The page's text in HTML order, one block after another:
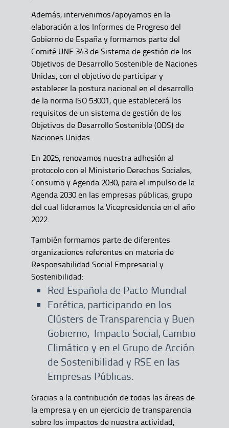
Además, intervenimos/apoyamos en la
elaboración a los Informes de Progreso del
Gobierno de España y formamos parte del
Comité UNE 343 de Sistema de gestión de los
Objetivos de Desarrollo Sostenible de Naciones
Unidas, con el objetivo de participar y
establecer la postura nacional en el desarrollo
de la norma ISO 53001, que establecerá los
requisitos de un sistema de gestión de los
Objetivos de Desarrollo Sostenible (ODS) de
Naciones Unidas.
En 2025, renovamos nuestra adhesión al
protocolo con el Ministerio Derechos Sociales,
Consumo y Agenda 2030, para el impulso de la
Agenda 2030 en las empresas públicas, grupo
del cual lideramos la Vicepresidencia en el año
2022.
También formamos parte de diferentes
organizaciones referentes en materia de
Responsabilidad Social Empresarial y
Sostenibilidad:
Red Española de Pacto Mundial
Forética, participando en los
Clústers de Transparencia y Buen
Gobierno, Impacto Social, Cambio
Climático y en el Grupo de Acción
de Sostenibilidad y RSE en las
Empresas Públicas.
Gracias a la contribución de todas las áreas de
la empresa y en un ejercicio de transparencia
sobre los impactos de nuestra actividad,